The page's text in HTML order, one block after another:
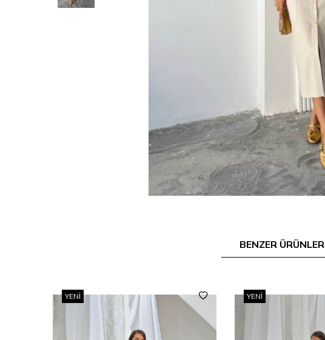
BENZER ÜRÜNLER
YENI YENI